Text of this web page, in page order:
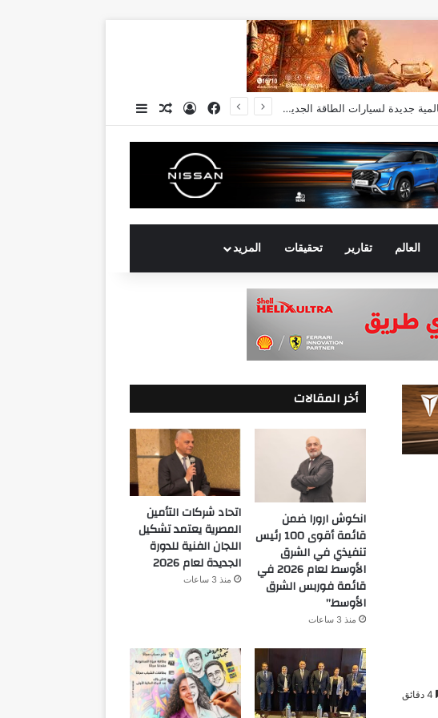
انكوش ارورا ضمن قائمة أقوى 100 رئيس تنفيذي في الشرق الأوسط لعام 2026 في قائمة فوربس الشرق الأوسط” فيسبوكتسجيل الدخول
مقال عشوائي
إضافة عمود جانبي
العالم تقارير تحقيقات المزيد
أخر المقالات
انكوش ارورا ضمن
قائمة أقوى 100 رئيس
تنفيذي في الشرق
الأوسط لعام 2026 في
قائمة فوربس الشرق
الأوسط”
منذ 3 ساعات
اتحاد شركات التأمين
المصرية يعتمد تشكيل
اللجان الفنية للدورة
الجديدة لعام 2026
منذ 3 ساعات